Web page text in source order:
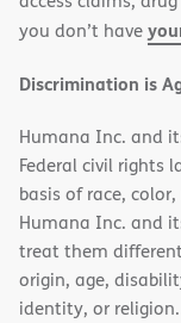
you don’t have
Discrimination is
Humana Inc. and
Federal civil rights
basis of race,
Humana Inc. and
treat them
origin, age,
identity, or